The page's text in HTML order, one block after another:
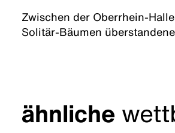
Zwischen der Oberrhein-
Solitär-Bäumen
ähnliche